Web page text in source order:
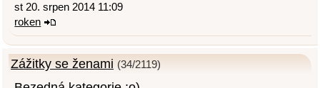
st 20. srpen 2014 11:09
roken
Zážitky se ženami (34/2119)